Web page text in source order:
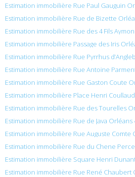
Estimation immobilière Rue Paul Gauguin
Estimation immobilière Rue de Bizette
Estimation immobilière Rue des 4 Fils
Estimation immobilière Passage des Iris
Estimation immobilière Rue Pyrrhus
Estimation immobilière Rue Antoine
Estimation immobilière Rue Gaston Coute
Estimation immobilière Place Henri
Estimation immobilière Rue des Tourelles
Estimation immobilière Rue de Java Orléans
Estimation immobilière Rue Auguste Comte
Estimation immobilière Rue du Chene
Estimation immobilière Square Henri
Estimation immobilière Rue René Chaubert